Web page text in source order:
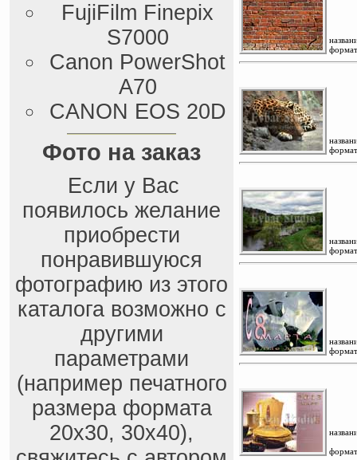
FujiFilm Finepix
S7000
Canon PowerShot
A70
CANON EOS 20D
Фото на заказ
Если у Вас
появилось желание
приобрести
понравившуюся
фотографию из этого
каталога возможно с
другими
параметрами
(например печатного
размера формата
20x30, 30x40),